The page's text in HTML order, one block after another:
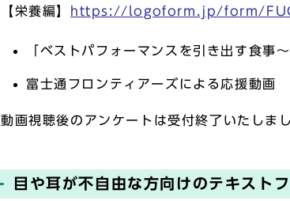
【栄養編】 https://logoform.jp/form/
「ベストパフォーマンスを引き出す食
富士通フロンティアーズによる応援動画
動画視聴後のアンケートは受付終了いたしまし
目や耳が不自由な方向けのテキスト